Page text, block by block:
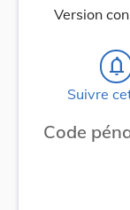
Version
notifications_none
Suivre
Code